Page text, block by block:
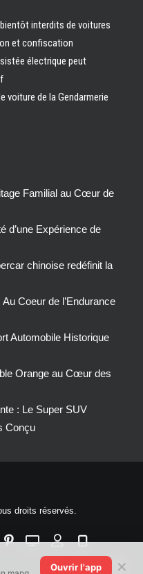
interdits de voitures
et confiscation
électrique peut
voiture de la Gendarmerie
Familial au Cœur de
d’une Expérience de
chinoise redéfinit la
Coeur de l’Endurance
Automobile Historique
Orange au Cœur des
: Le Super SUV
Conçu
droits réservés.
Ouvrir l'app ✕